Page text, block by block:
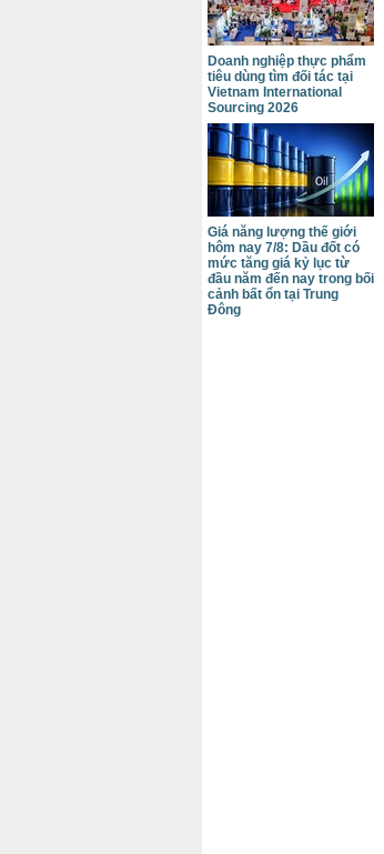
Doanh nghiệp thực phẩm
tiêu dùng tìm đối tác tại
Vietnam International
Sourcing 2026
Giá năng lượng thế giới
hôm nay 7/8: Dầu đốt có
mức tăng giá kỷ lục từ
đầu năm đến nay trong bối
cảnh bất ổn tại Trung
Đông